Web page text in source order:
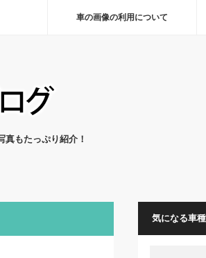
車の画像の利用について
もたっぷり紹介！
気になる車